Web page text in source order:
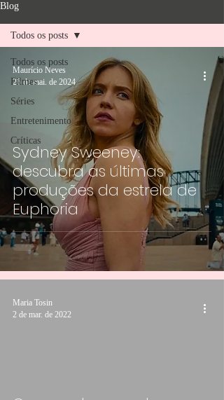
Blog
Todos os posts
Filmes
Séries
Entretenimento
Críticas
Todos os posts
Sydney Sweeney:
descubra as últimas
produções da estrela de
Euphoria
Maurício Neves
26 de mai. de 2024
Maria Tosin
2 de mar. de 2022